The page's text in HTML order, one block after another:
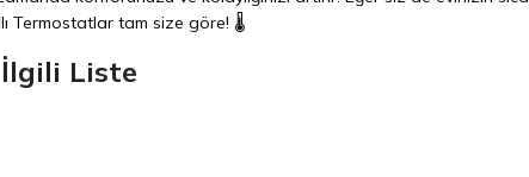
Termostatlar tam size göre! 🌡️
Liste